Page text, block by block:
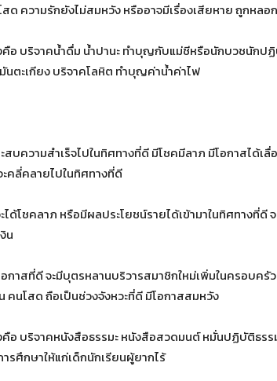
ด ความรักยังไม่สมหวัง หรืออาจมีเรื่องเสียหาย ถูกหลอ
อ บริจาคน้ำดื่ม น้ำปานะ ทำบุญกับแม่ชีหรือนักบวชนักป
นตะเกียง บริจาคโลหิต ทำบุญค่าน้ำค่าไฟ
สบความสำเร็จไปในทิศทางที่ดี มีโชคมีลาภ มีโอกาสได้เ
คลี่คลายไปในทิศทางที่ดี
ด้โชคลาภ หรือมีผลประโยชน์รายได้เข้ามาในทิศทางที่ดี
น
กาสที่ดี จะมีบุตรหลานบริวารสมาชิกใหม่เพิ่มในครอบครั
คนโสด ถือเป็นช่วงจังหวะที่ดี มีโอกาสสมหวัง
อ บริจาคหนังสือธรรมะ หนังสือสวดมนต์ หมั่นปฏิบัติธร
ศึกษาให้แก่เด็กนักเรียนผู้ยากไร้